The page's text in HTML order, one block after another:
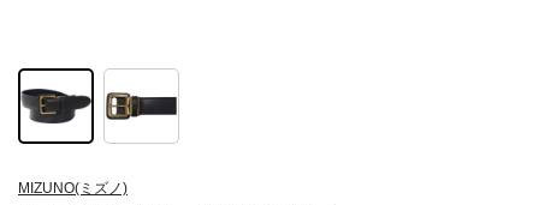
MIZUNO(ミズノ)